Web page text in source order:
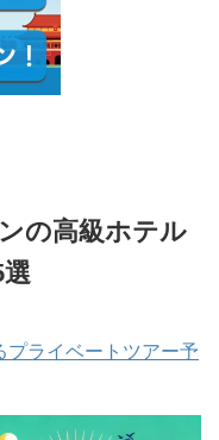
の高級ホテル
ライベートツアー予